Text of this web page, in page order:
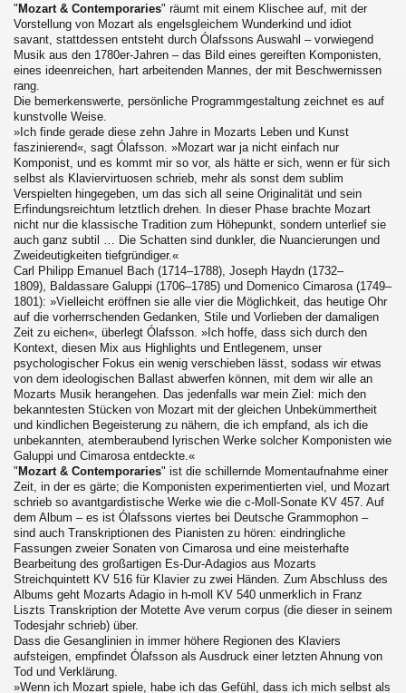
"Mozart & Contemporaries" räumt mit einem Klischee auf, mit der
Vorstellung von Mozart als engelsgleichem Wunderkind und idiot
savant, stattdessen entsteht durch Ólafssons Auswahl – vorwiegend
Musik aus den 1780er-Jahren – das Bild eines gereiften Komponisten,
eines ideenreichen, hart arbeitenden Mannes, der mit Beschwernissen
rang.
Die bemerkenswerte, persönliche Programmgestaltung zeichnet es auf
kunstvolle Weise.
»Ich finde gerade diese zehn Jahre in Mozarts Leben und Kunst
faszinierend«, sagt Ólafsson. »Mozart war ja nicht einfach nur
Komponist, und es kommt mir so vor, als hätte er sich, wenn er für sich
selbst als Klaviervirtuosen schrieb, mehr als sonst dem sublim
Verspielten hingegeben, um das sich all seine Originalität und sein
Erfindungsreichtum letztlich drehen. In dieser Phase brachte Mozart
nicht nur die klassische Tradition zum Höhepunkt, sondern unterlief sie
auch ganz subtil … Die Schatten sind dunkler, die Nuancierungen und
Zweideutigkeiten tiefgründiger.«
Carl Philipp Emanuel Bach (1714–1788), Joseph Haydn (1732–
1809), Baldassare Galuppi (1706–1785) und Domenico Cimarosa (1749–
1801): »Vielleicht eröffnen sie alle vier die Möglichkeit, das heutige Ohr
auf die vorherrschenden Gedanken, Stile und Vorlieben der damaligen
Zeit zu eichen«, überlegt Ólafsson. »Ich hoffe, dass sich durch den
Kontext, diesen Mix aus Highlights und Entlegenem, unser
psychologischer Fokus ein wenig verschieben lässt, sodass wir etwas
von dem ideologischen Ballast abwerfen können, mit dem wir alle an
Mozarts Musik herangehen. Das jedenfalls war mein Ziel: mich den
bekanntesten Stücken von Mozart mit der gleichen Unbekümmertheit
und kindlichen Begeisterung zu nähern, die ich empfand, als ich die
unbekannten, atemberaubend lyrischen Werke solcher Komponisten wie
Galuppi und Cimarosa entdeckte.«
"Mozart & Contemporaries" ist die schillernde Momentaufnahme einer
Zeit, in der es gärte; die Komponisten experimentierten viel, und Mozart
schrieb so avantgardistische Werke wie die c-Moll-Sonate KV 457. Auf
dem Album – es ist Ólafssons viertes bei Deutsche Grammophon –
sind auch Transkriptionen des Pianisten zu hören: eindringliche
Fassungen zweier Sonaten von Cimarosa und eine meisterhafte
Bearbeitung des großartigen Es-Dur-Adagios aus Mozarts
Streichquintett KV 516 für Klavier zu zwei Händen. Zum Abschluss des
Albums geht Mozarts Adagio in h-moll KV 540 unmerklich in Franz
Liszts Transkription der Motette Ave verum corpus (die dieser in seinem
Todesjahr schrieb) über.
Dass die Gesanglinien in immer höhere Regionen des Klaviers
aufsteigen, empfindet Ólafsson als Ausdruck einer letzten Ahnung von
Tod und Verklärung.
»Wenn ich Mozart spiele, habe ich das Gefühl, dass ich mich selbst als